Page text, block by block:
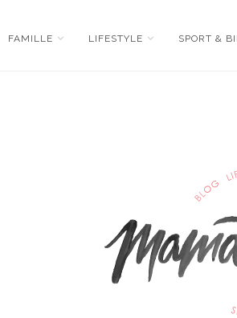
FAMILLE LIFESTYLE SPORT &